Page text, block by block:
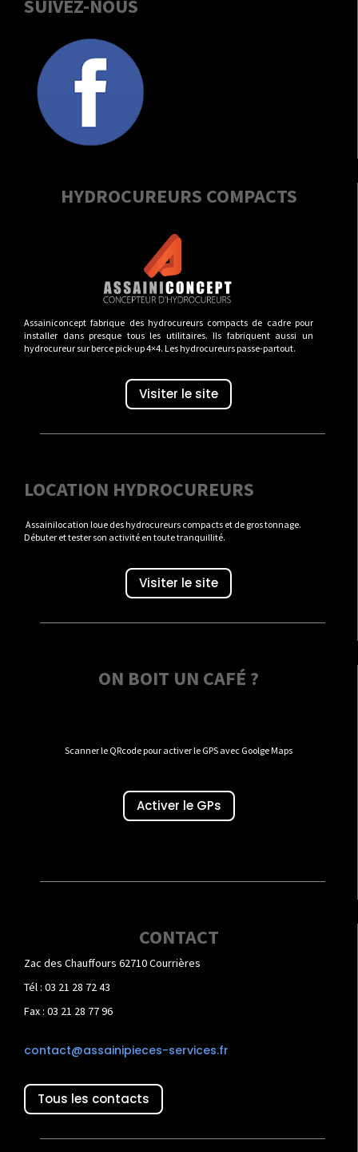
SUIVEZ-NOUS
HYDROCUREURS COMPACTS
Assainiconcept fabrique des hydrocureurs compacts de cadre pour
installer dans presque tous les utilitaires. Ils fabriquent aussi un
hydrocureur sur berce pick-up 4×4. Les hydrocureurs passe-partout.
Visiter le site
LOCATION HYDROCUREURS
Assainilocation loue des hydrocureurs compacts et de gros tonnage.
Débuter et tester son activité en toute tranquillité.
Visiter le site
ON BOIT UN CAFÉ ?
Scanner le QRcode pour activer le GPS avec Goolge Maps
Activer le GPs
CONTACT
Zac des Chauffours 62710 Courrières
Tél : 03 21 28 72 43
Fax : 03 21 28 77 96
contact@assainipieces-services.fr
Tous les contacts